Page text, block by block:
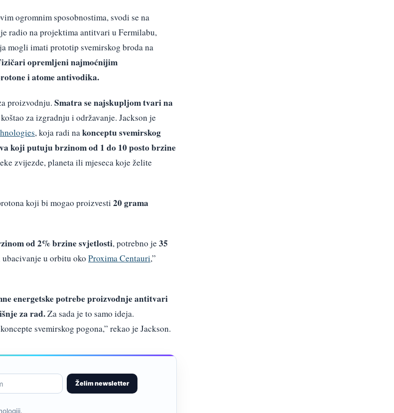
ogromnim sposobnostima, svodi se na
radio na projektima antitvari u Fermilabu,
mogli imati prototip svemirskog broda na
opremljeni najmoćnijim
i atome antivodika.
proizvodnju. Smatra se najskupljom tvari na
za izgradnju i održavanje. Jackson je
, koja radi nakonceptu svemirskog
koji putuju brzinom od 1 do 10 posto brzine
zvijezde, planeta ili mjeseca koje želite
koji bi mogao proizvesti 20 grama
od 2% brzine svjetlosti, potrebno je35
ubacivanje u orbitu oko Proxima Centauri,”
energetske potrebe proizvodnje antitvari
za rad.Za sada je to samo ideja.
svemirskog pogona,” rekao je Jackson.
Želim newsletter